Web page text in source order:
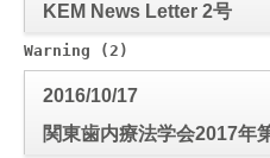
KEM News Letter 2号
Warning (2)
2016/10/17
関東歯内療法学会2017年